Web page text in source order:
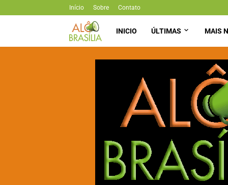
Início Sobre Contato
INICIO ÚLTIMAS MAIS